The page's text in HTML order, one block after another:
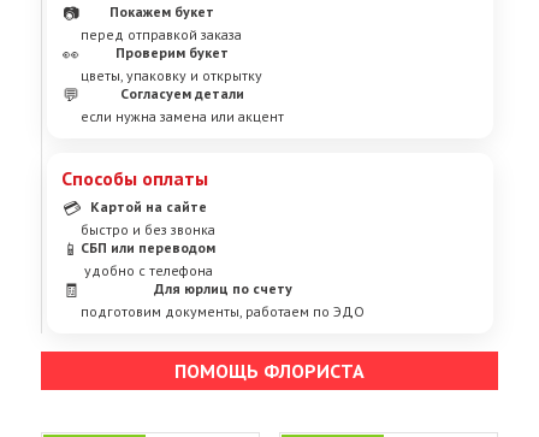
📷
Покажем букет
перед отправкой заказа
👀
Проверим букет
цветы, упаковку и открытку
💬
Согласуем детали
если нужна замена или акцент
Способы оплаты
💳
Картой на сайте
быстро и без звонка
📱 СБП или переводом
удобно с телефона
🧾
Для юрлиц по счету
подготовим документы, работаем по ЭДО
ПОМОЩЬ ФЛОРИСТА